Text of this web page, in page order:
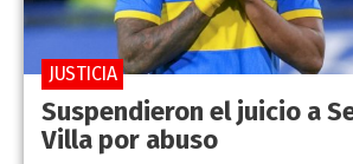
Suspendieron el juicio a
Villa por abuso
JUSTICIA